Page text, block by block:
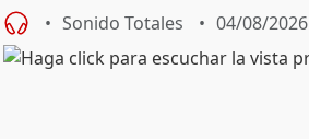
Sonido Totales 04/08/2026